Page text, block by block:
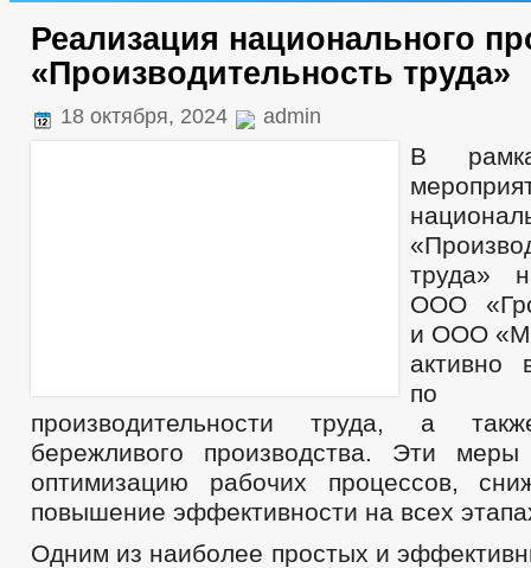
Реализация национального
«Производительность труда»
18 октября, 2024 admin
В
труда»
ООО
и ООО
активно
по
производительности труда, а
бережливого производства. Эти
оптимизацию рабочих процессов,
повышение эффективности на всех
Одним из наиболее простых и